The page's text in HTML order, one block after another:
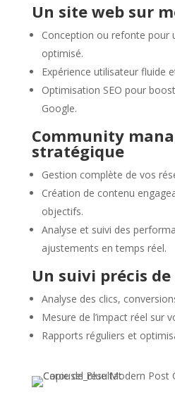
Un site web sur
Conception ou refonte pour
optimisé.
Expérience utilisateur fluide
Optimisation SEO pour
Google.
Community
stratégique
Gestion complète de vos
Création de contenu
objectifs.
Analyse et suivi des
ajustements en temps réel.
Un suivi précis
Analyse des clics,
Mesure de l’impact réel sur
Rapports réguliers et